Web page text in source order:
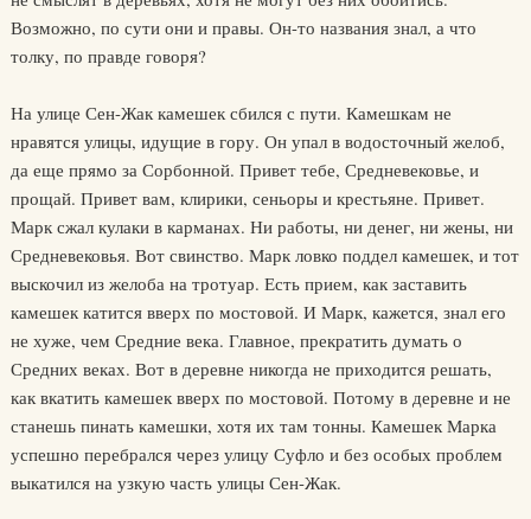
Возможно, по сути они и правы. Он-то названия знал, а что
толку, по правде говоря?
На улице Сен-Жак камешек сбился с пути. Камешкам не
нравятся улицы, идущие в гору. Он упал в водосточный желоб,
да еще прямо за Сорбонной. Привет тебе, Средневековье, и
прощай. Привет вам, клирики, сеньоры и крестьяне. Привет.
Марк сжал кулаки в карманах. Ни работы, ни денег, ни жены, ни
Средневековья. Вот свинство. Марк ловко поддел камешек, и тот
выскочил из желоба на тротуар. Есть прием, как заставить
камешек катится вверх по мостовой. И Марк, кажется, знал его
не хуже, чем Средние века. Главное, прекратить думать о
Средних веках. Вот в деревне никогда не приходится решать,
как вкатить камешек вверх по мостовой. Потому в деревне и не
станешь пинать камешки, хотя их там тонны. Камешек Марка
успешно перебрался через улицу Суфло и без особых проблем
выкатился на узкую часть улицы Сен-Жак.